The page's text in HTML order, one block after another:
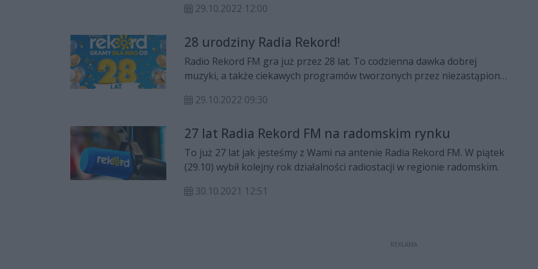
Rekord Grupy Mediowej. Jak radio rozwijało się przez 28 lat? Gdzie w
innymi o tym opowiadał w studiu Radia Rekord Rafał Tatarek, prezes
Rekord Grupy Mediowej. Rozmawiała Wiktoria Stefańska.
29.10.2022 12:00
28 urodziny Radia Rekord!
Radio Rekord FM gra już przez 28 lat. To codzienna dawka dobrej
muzyki, a także ciekawych programów tworzonych przez niezastąpioną
29.10.2022 09:30
27 lat Radia Rekord FM na radomskim rynku
To już 27 lat jak jesteśmy z Wami na antenie Radia Rekord FM. W piątek
(29.10) wybił kolejny rok działalności radiostacji w regionie radomskim.
30.10.2021 12:51
REKLAMA